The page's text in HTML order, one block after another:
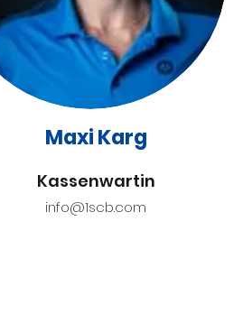
Maxi Karg
Kassenwartin
info@1scb.com